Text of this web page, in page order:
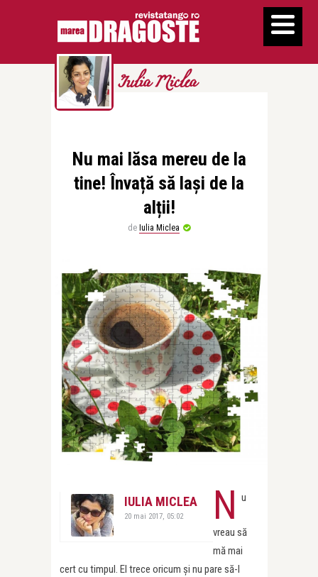
Iulia Miclea
Nu mai lăsa mereu de la
tine! Învață să lași de la
alții!
de Iulia Miclea
IULIA MICLEA
20 mai 2017, 05:02 N u
vreau să
mă mai
cert cu timpul. El trece oricum și nu pare să-l